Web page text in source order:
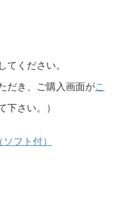
てください。
だき、ご購入画面がこ
下さい。）
フト付）